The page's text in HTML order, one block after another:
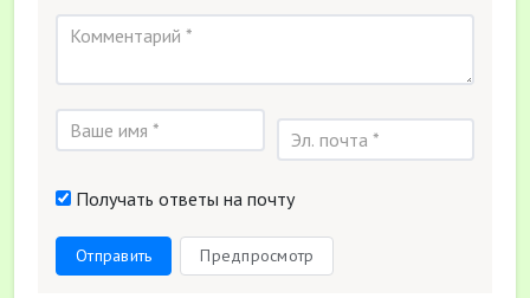
Получать ответы на почту
Отправить Предпросмотр